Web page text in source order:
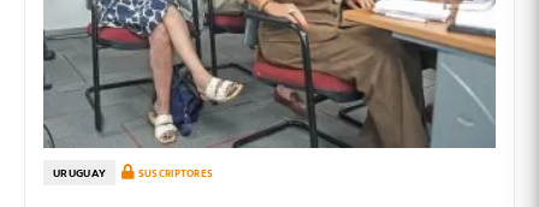
URUGUAY SUSCRIPTORES